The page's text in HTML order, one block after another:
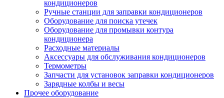
кондиционеров
Ручные станции для заправки кондиционеров
Оборудование для поиска утечек
Оборудование для промывки контура
кондиционера
Расходные материалы
Аксессуары для обслуживания кондиционеров
Термометры
Запчасти для установок заправки кондиционеров
Зарядные колбы и весы
Прочее оборудование